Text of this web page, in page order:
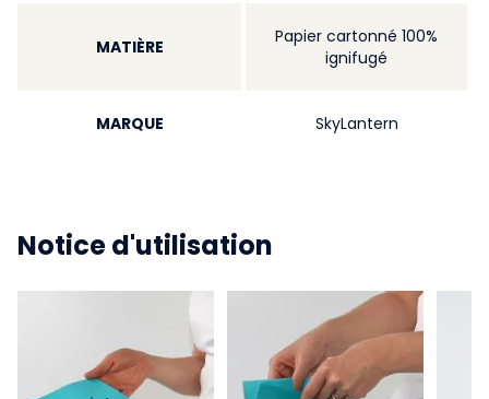
MATIÈRE
Papier cartonné 100%
ignifugé
MARQUE SkyLantern
Notice d'utilisation